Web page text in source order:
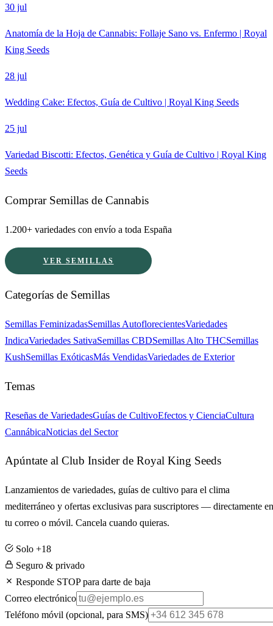
30 jul
Anatomía de la Hoja de Cannabis: Follaje Sano vs. Enfermo | Royal
King Seeds
28 jul
Wedding Cake: Efectos, Guía de Cultivo | Royal King Seeds
25 jul
Variedad Biscotti: Efectos, Genética y Guía de Cultivo | Royal King
Seeds
Comprar Semillas de Cannabis
1.200+ variedades con envío a toda España
VER SEMILLAS
Categorías de Semillas
Semillas FeminizadasSemillas AutoflorecientesVariedades
IndicaVariedades SativaSemillas CBDSemillas Alto THCSemillas
KushSemillas ExóticasMás VendidasVariedades de Exterior
Temas
Reseñas de VariedadesGuías de CultivoEfectos y CienciaCultura
CannábicaNoticias del Sector
Apúntate al Club Insider de Royal King Seeds
Lanzamientos de variedades, guías de cultivo para el clima
mediterráneo y ofertas exclusivas para suscriptores — directamente en
tu correo o móvil. Cancela cuando quieras.
Solo +18
Seguro & privado
Responde STOP para darte de baja
Correo electrónico
Teléfono móvil (opcional, para SMS)